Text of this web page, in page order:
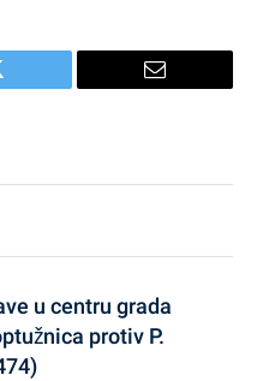
Email
u centru grada
protiv P.